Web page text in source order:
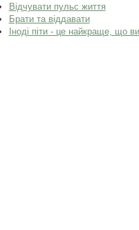
Відчувати пульс життя
Брати та віддавати
Іноді піти - це найкраще, що